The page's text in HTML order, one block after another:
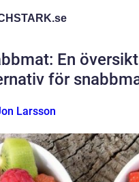
se
En
för
Larsson